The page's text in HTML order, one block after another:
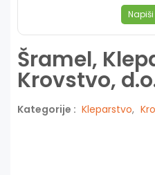
Šramel,
Krovstvo,
Kategorije : Kleparstvo,